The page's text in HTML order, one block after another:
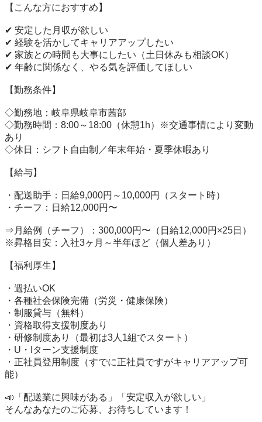
【こんな方におすすめ】
✔ 安定した月収が欲しい
✔ 経験を活かしてキャリアアップしたい
✔ 家族との時間も大事にしたい（土日休みも相談OK）
✔ 年齢に関係なく、やる気を評価してほしい
【勤務条件】
◇勤務地：岐阜県岐阜市茜部
◇勤務時間：8:00～18:00（休憩1h）※交通事情により変動
あり
◇休日：シフト自由制／年末年始・夏季休暇あり
【給与】
・配送助手：日給9,000円～10,000円（スタート時）
・チーフ：日給12,000円〜
⇒月給例（チーフ）：300,000円〜（日給12,000円×25日）
※昇格目安：入社3ヶ月～半年ほど（個人差あり）
【福利厚生】
・週払いOK
・各種社会保険完備（労災・健康保険）
・制服貸与（無料）
・資格取得支援制度あり
・研修制度あり（最初は3人1組でスタート）
・U・Iターン支援制度
・正社員登用制度（すでに正社員ですがキャリアアップ可
能）
📣「配送業に興味がある」「安定収入が欲しい」
そんなあなたのご応募、お待ちしています！